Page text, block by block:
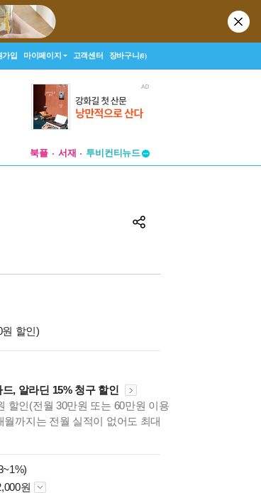
가입 마이페이지 고객센터 장바구니(0)
북플 서재
창작플랫폼
원 할인)
, 알라딘 15% 청구 할인
할인(전월 30만원 또는 60만원 이용
월까지는 전월 실적이 없어도 최대
원